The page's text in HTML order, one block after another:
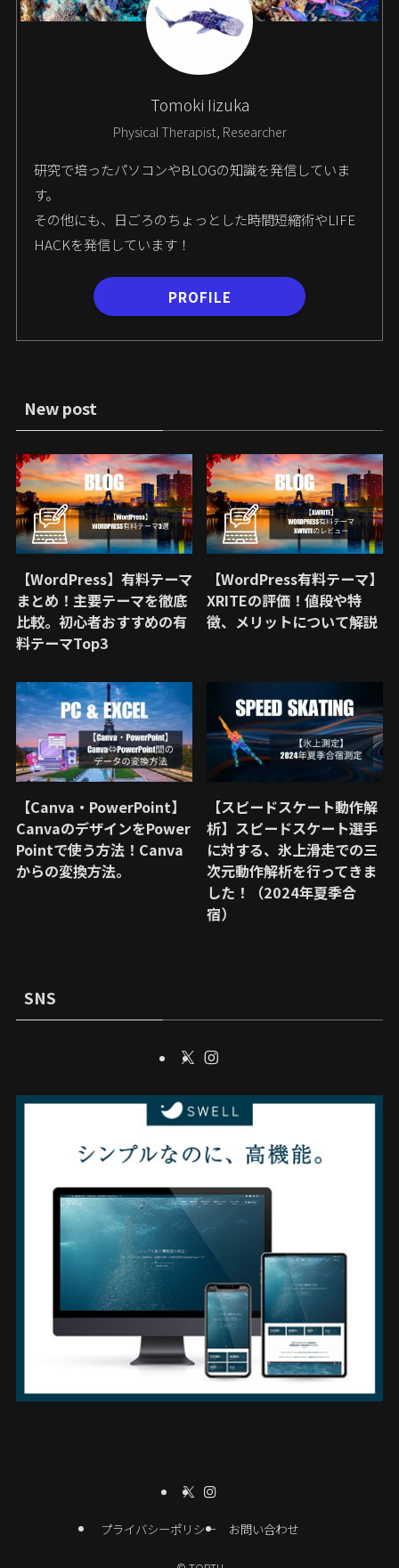
Tomoki Iizuka
Physical Therapist, Researcher
研究で培ったパソコンやBLOGの知識を発信していま
す。
その他にも、日ごろのちょっとした時間短縮術やLIFE
HACKを発信しています！
PROFILE
New post
【WordPress】有料テーマ
まとめ！主要テーマを徹底
比較。初心者おすすめの有
料テーマTop3
【WordPress有料テーマ】
XRITEの評価！値段や特
徴、メリットについて解説
【Canva・PowerPoint】
CanvaのデザインをPower
Pointで使う方法！Canva
からの変換方法。
【スピードスケート動作解
析】スピードスケート選手
に対する、氷上滑走での三
次元動作解析を行ってきま
した！（2024年夏季合
宿）
SNS
プライバシーポリシー お問い合わせ